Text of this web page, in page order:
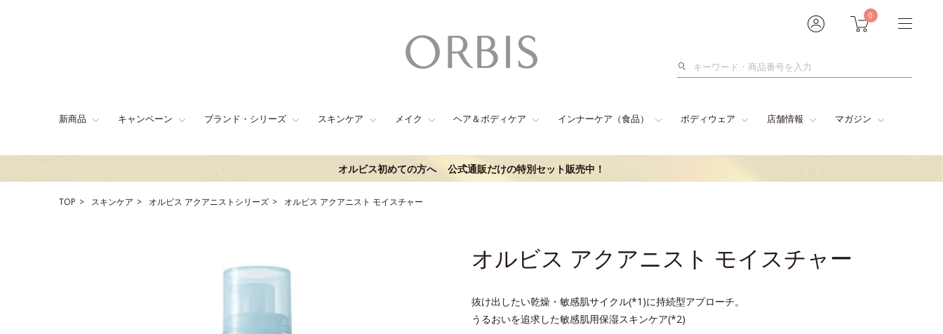
0
検
新商品 キャンペーン ブランド・シリーズ スキンケア メイク ヘア＆ボディケア インナーケア（食品） ボディウェア 店舗情報 マガジン
オルビス初めての方へ 公式通販だけの特別セット販売中！
TOP スキンケア オルビス アクアニストシリーズ オルビス アクアニスト モイスチャー
オルビス アクアニスト モイスチャー
抜け出したい乾燥・敏感肌サイクル(*1)に持続型アプローチ。
うるおいを追求した敏感肌用保湿スキンケア(*2)